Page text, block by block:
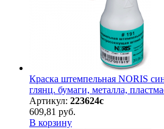
Краска штемпельная NORIS
глянц. бумаги, металла,
Артикул: 223624с
609,81 руб.
В корзину